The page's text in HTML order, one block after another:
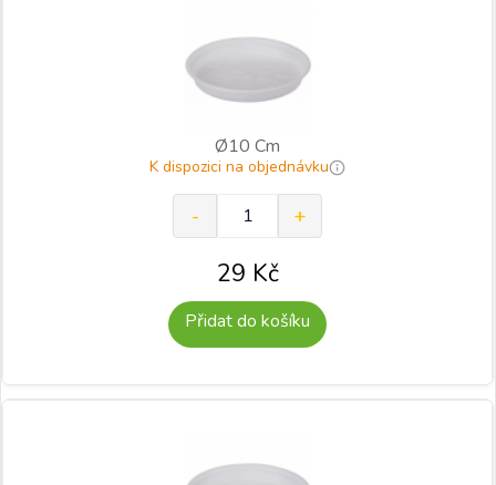
Ø10 Cm
K dispozici na objednávku
29 Kč
Přidat do košíku